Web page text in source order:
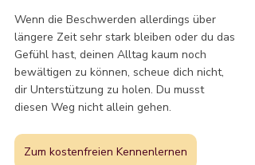
Wenn die Beschwerden allerdings über
längere Zeit sehr stark bleiben oder du das
Gefühl hast, deinen Alltag kaum noch
bewältigen zu können, scheue dich nicht,
dir Unterstützung zu holen. Du musst
diesen Weg nicht allein gehen.
Zum kostenfreien Kennenlernen